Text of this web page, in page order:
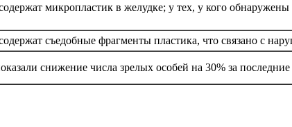
микропластик в желудке; у тех, у кого
съедобные фрагменты пластика, что связано с
снижение числа зрелых особей на 30% за